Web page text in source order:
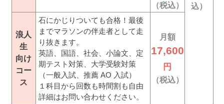
（税込）
込）
浪人
生
向け
コー
ス
石にかじりついても合格！最後
までマラソンの伴走者として走
り抜きます。
英語、国語、社会、小論文、定
期テスト対策、大学受験対策
（一般入試、推薦 AO 入試）
１科目から回数も時間割も自由
詳細はお問い合わせください。
月額
17,600
円
（税込）